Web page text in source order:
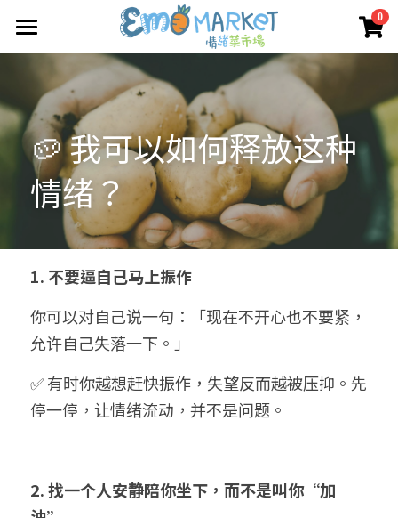
0
圖冊
Emo 商店
所有商品分類
情緒蔬菜小伙伴
關於我們
我們的服務
媒體報導
合作機構
聯絡我們
搜索
🥔 我可以如何释放这种
情绪？
1. 不要逼自己马上振作
你可以对自己说一句：「现在不开心也不要紧，
允许自己失落一下。」
✅ 有时你越想赶快振作，失望反而越被压抑。先
停一停，让情绪流动，并不是问题。
2. 找一个人安静陪你坐下，而不是叫你“加
×
商品分類
所有商品分類